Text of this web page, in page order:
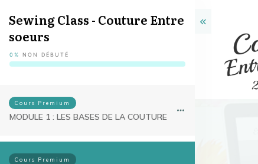
Sewing Class - Couture Entre
soeurs
0% NON DÉBUTÉ
Cours Premium
MODULE 1 : LES BASES DE LA COUTURE
Cours Premium